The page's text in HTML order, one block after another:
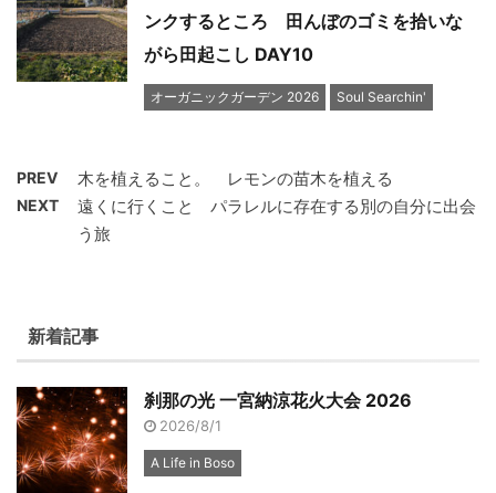
ンクするところ 田んぼのゴミを拾いな
がら田起こし DAY10
オーガニックガーデン 2026 Soul Searchin'
PREV 木を植えること。 レモンの苗木を植える
NEXT
遠くに行くこと パラレルに存在する別の自分に出会
う旅
新着記事
刹那の光 一宮納涼花火大会 2026
2026/8/1
A Life in Boso